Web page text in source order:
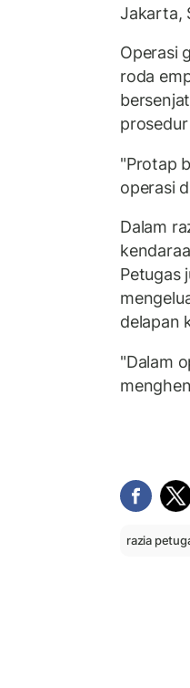
Jakarta,
Operasi
roda
"Protap
operasi
Dalam
Petugas
delapan
"Dalam
razia